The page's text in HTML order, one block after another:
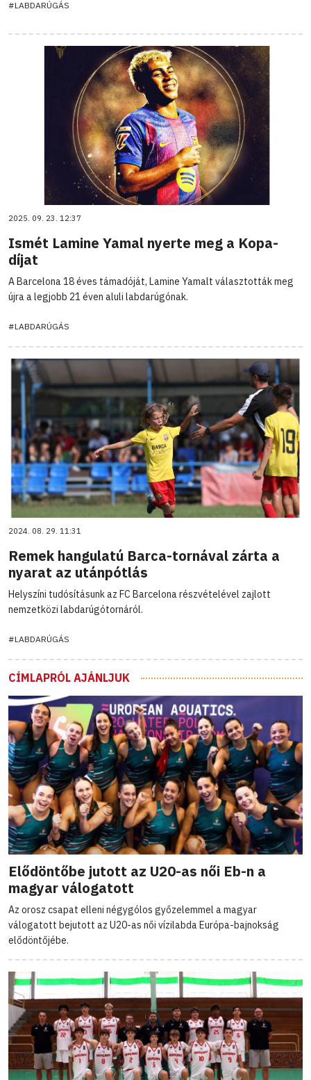
#LABDARÚGÁS
2025. 09. 23. 12:37
Ismét Lamine Yamal nyerte meg a Kopa-
díjat
A Barcelona 18 éves támadóját, Lamine Yamalt választották meg
újra a legjobb 21 éven aluli labdarúgónak.
#LABDARÚGÁS
2024. 08. 29. 11:31
Remek hangulatú Barca-tornával zárta a
nyarat az utánpótlás
Helyszíni tudósításunk az FC Barcelona részvételével zajlott
nemzetközi labdarúgótornáról.
#LABDARÚGÁS
CÍMLAPRÓL AJÁNLJUK
Elődöntőbe jutott az U20-as női Eb-n a
magyar válogatott
Az orosz csapat elleni négygólos győzelemmel a magyar
válogatott bejutott az U20-as női vízilabda Európa-bajnokság
elődöntőjébe.